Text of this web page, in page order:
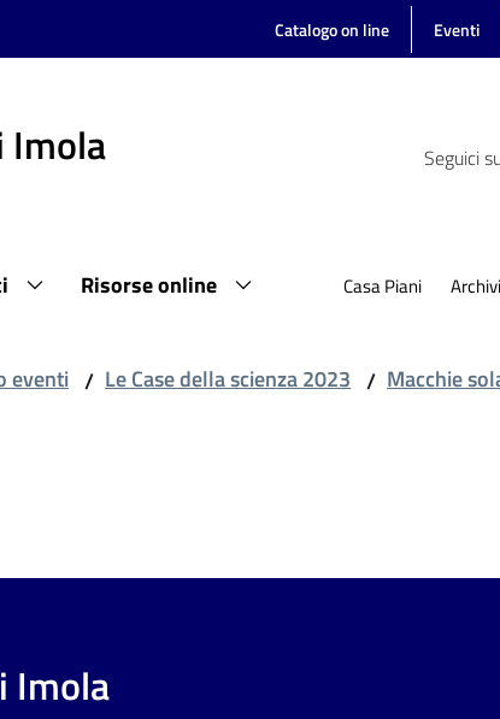
Catalogo on line Eventi
Imola Seguici
Risorse online Casa Piani
eventi / Le Case della scienza 2023 / Macchie
Imola